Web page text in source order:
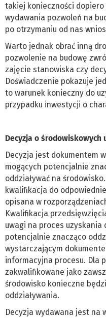
takiej konieczności dopiero
wydawania pozwoleń na
po otrzymaniu od nas
Warto jednak obrać inną
pozwolenie na budowę
zajęcie stanowiska czy
Doświadczenie pokazuje
to warunek konieczny do
przypadku inwestycji o
Decyzja o środowiskowych
Decyzja jest dokumentem
mogących potencjalnie
oddziaływać na
kwalifikacja do
opisana w
Kwalifikacja
uwagi na proces uzyskania
potencjalnie znacząco
wystarczającym
informacyjna procesu. Dla
zakwalifikowane jako
środowisko konieczne
oddziaływania.
Decyzja wydawana jest na